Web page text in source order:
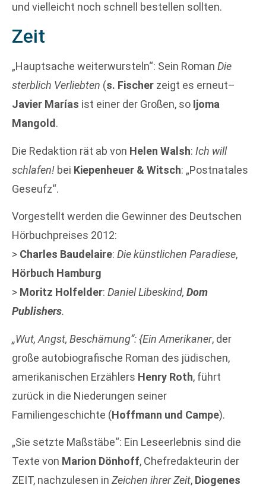
und vielleicht noch schnell bestellen sollten.
Zeit
„Hauptsache weiterwursteln“: Sein Roman Die
sterblich Verliebten (s. Fischer zeigt es erneut–
Javier Marías ist einer der Großen, so Ijoma
Mangold.
Die Redaktion rät ab von Helen Walsh: Ich will
schlafen! bei Kiepenheuer & Witsch: „Postnatales
Geseufz“.
Vorgestellt werden die Gewinner des Deutschen
Hörbuchpreises 2012:
> Charles Baudelaire: Die künstlichen Paradiese,
Hörbuch Hamburg
> Moritz Holfelder: Daniel Libeskind, Dom
Publishers.
„Wut, Angst, Beschämung“: {Ein Amerikaner, der
große autobiografische Roman des jüdischen,
amerikanischen Erzählers Henry Roth, führt
zurück in die Niederungen seiner
Familiengeschichte (Hoffmann und Campe).
„Sie setzte Maßstäbe“: Ein Leseerlebnis sind die
Texte von Marion Dönhoff, Chefredakteurin der
ZEIT, nachzulesen in Zeichen ihrer Zeit, Diogenes